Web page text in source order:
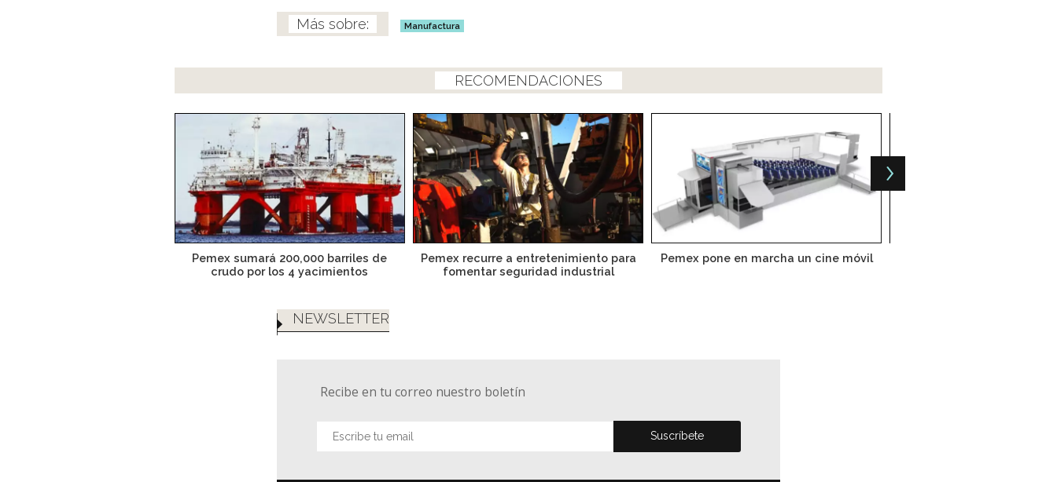
Manufactura
RECOMENDACIONES
Pemex sumará 200,000 barriles de
crudo por los 4 yacimientos
Pemex recurre a entretenimiento para
fomentar seguridad industrial
Pemex pone en marcha un cine móvil
NEWSLETTER
Recibe en tu correo nuestro boletín